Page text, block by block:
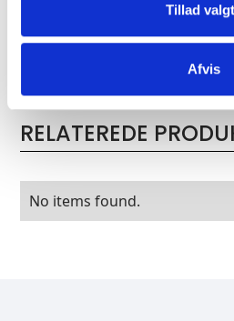
Tillad
Afvis
Kontakt os for at
RELATEREDE
No items found.